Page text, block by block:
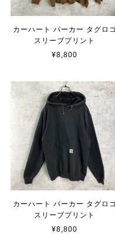
カーハート パーカー タグロ
スリーブプリント
¥8,800
カーハート パーカー タグロ
スリーブプリント
¥8,800